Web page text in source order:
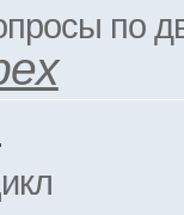
по